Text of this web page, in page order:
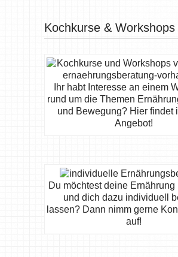
Kochkurse & Workshops
Ihr habt Interesse an einem
rund um die Themen
und Bewegung? Hier findet
Angebot!
Du möchtest deine Ernährung
und dich dazu individuell
lassen? Dann nimm gerne
auf!